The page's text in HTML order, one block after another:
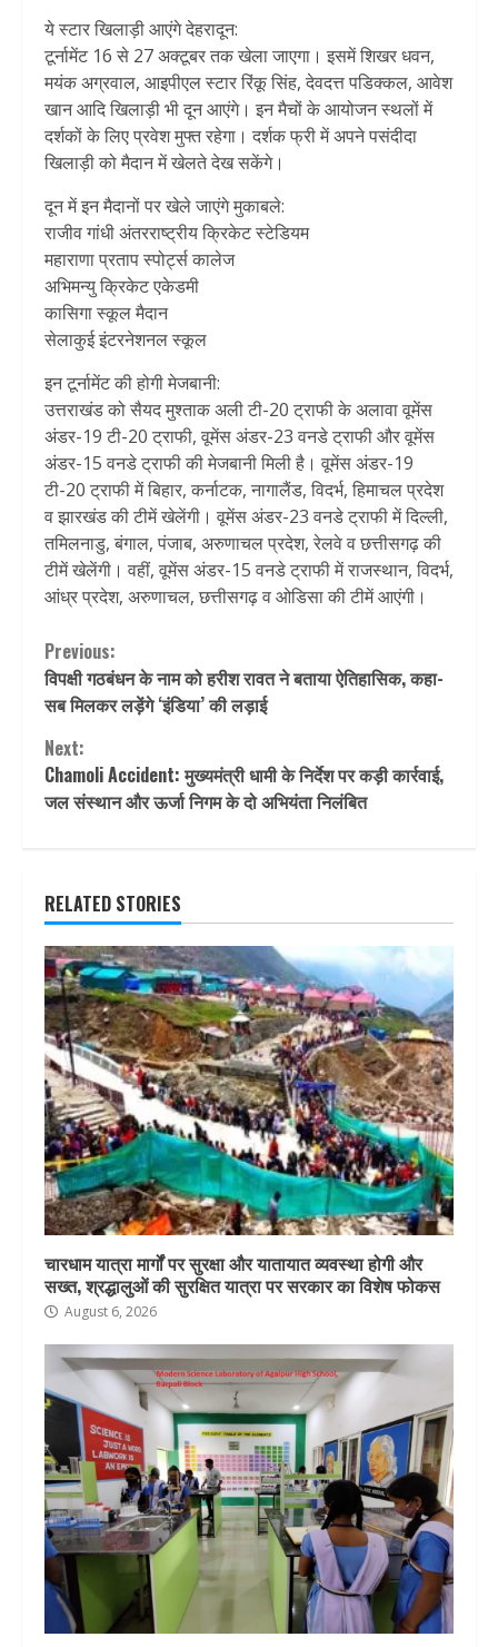
ये स्टार खिलाड़ी आएंगे देहरादून:
टूर्नामेंट 16 से 27 अक्टूबर तक खेला जाएगा। इसमें शिखर धवन,
मयंक अग्रवाल, आइपीएल स्टार रिंकू सिंह, देवदत्त पडिक्कल, आवेश
खान आदि खिलाड़ी भी दून आएंगे। इन मैचों के आयोजन स्थलों में
दर्शकों के लिए प्रवेश मुफ्त रहेगा। दर्शक फ्री में अपने पसंदीदा
खिलाड़ी को मैदान में खेलते देख सकेंगे।
दून में इन मैदानों पर खेले जाएंगे मुकाबले:
राजीव गांधी अंतरराष्ट्रीय क्रिकेट स्टेडियम
महाराणा प्रताप स्पोर्ट्स कालेज
अभिमन्यु क्रिकेट एकेडमी
कासिगा स्कूल मैदान
सेलाकुई इंटरनेशनल स्कूल
इन टूर्नामेंट की होगी मेजबानी:
उत्तराखंड को सैयद मुश्ताक अली टी-20 ट्राफी के अलावा वूमेंस
अंडर-19 टी-20 ट्राफी, वूमेंस अंडर-23 वनडे ट्राफी और वूमेंस
अंडर-15 वनडे ट्राफी की मेजबानी मिली है। वूमेंस अंडर-19
टी-20 ट्राफी में बिहार, कर्नाटक, नागालैंड, विदर्भ, हिमाचल प्रदेश
व झारखंड की टीमें खेलेंगी। वूमेंस अंडर-23 वनडे ट्राफी में दिल्ली,
तमिलनाडु, बंगाल, पंजाब, अरुणाचल प्रदेश, रेलवे व छत्तीसगढ़ की
टीमें खेलेंगी। वहीं, वूमेंस अंडर-15 वनडे ट्राफी में राजस्थान, विदर्भ,
आंध्र प्रदेश, अरुणाचल, छत्तीसगढ़ व ओडिसा की टीमें आएंगी।
Continue
Reading
Previous:
विपक्षी गठबंधन के नाम को हरीश रावत ने बताया ऐतिहासिक, कहा-
सब मिलकर लड़ेंगे ‘इंडिया’ की लड़ाई
Next:
Chamoli Accident: मुख्यमंत्री धामी के निर्देश पर कड़ी कार्रवाई,
जल संस्थान और ऊर्जा निगम के दो अभियंता निलंबित
RELATED STORIES
चारधाम यात्रा मार्गों पर सुरक्षा और यातायात व्यवस्था होगी और
सख्त, श्रद्धालुओं की सुरक्षित यात्रा पर सरकार का विशेष फोकस
August 6, 2026